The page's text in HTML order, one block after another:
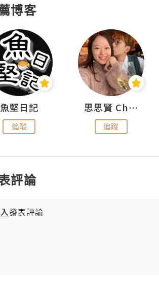
博客
魚堅日記
追蹤
思思賢 ChillMyBabe
追蹤
評論
發表評論